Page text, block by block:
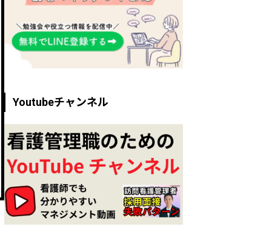
Youtubeチャンネル